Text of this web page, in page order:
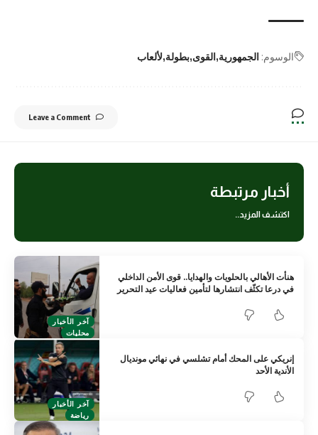
الوسوم: الجمهورية القوى بطولة لألعاب
Leave a Comment
أخبار مرتبطة
اكتشف المزيد..
آخر الأخبار
محليات
هنأت الأهالي بالحلويات والهدايا.. قوى الأمن الداخلي
في درعا تكثّف انتشارها لتأمين فعاليات عيد التحرير
آخر الأخبار
رياضة
إنريكي على المحك أمام تشلسي في نهائي مونديال
الأندية الأحد